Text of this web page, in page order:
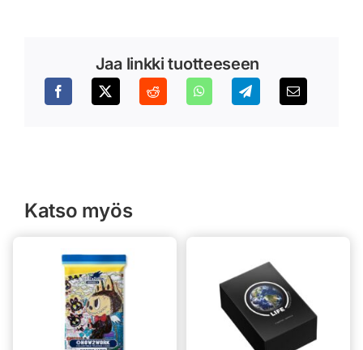
Jaa linkki tuotteeseen
Katso myös